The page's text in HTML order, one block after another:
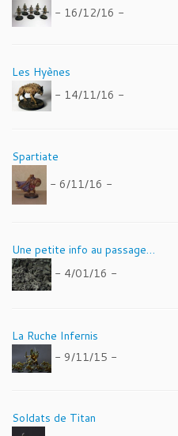
- 16/12/16 -
Les Hyènes
- 14/11/16 -
Spartiate
- 6/11/16 -
Une petite info au passage…
- 4/01/16 -
La Ruche Infernis
- 9/11/15 -
Soldats de Titan